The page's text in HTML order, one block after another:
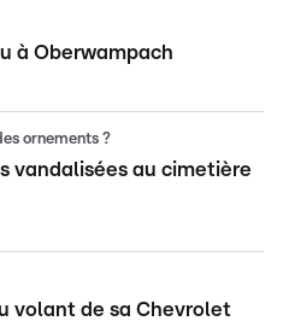
à Oberwampach
ornements ?
vandalisées au cimetière
volant de sa Chevrolet